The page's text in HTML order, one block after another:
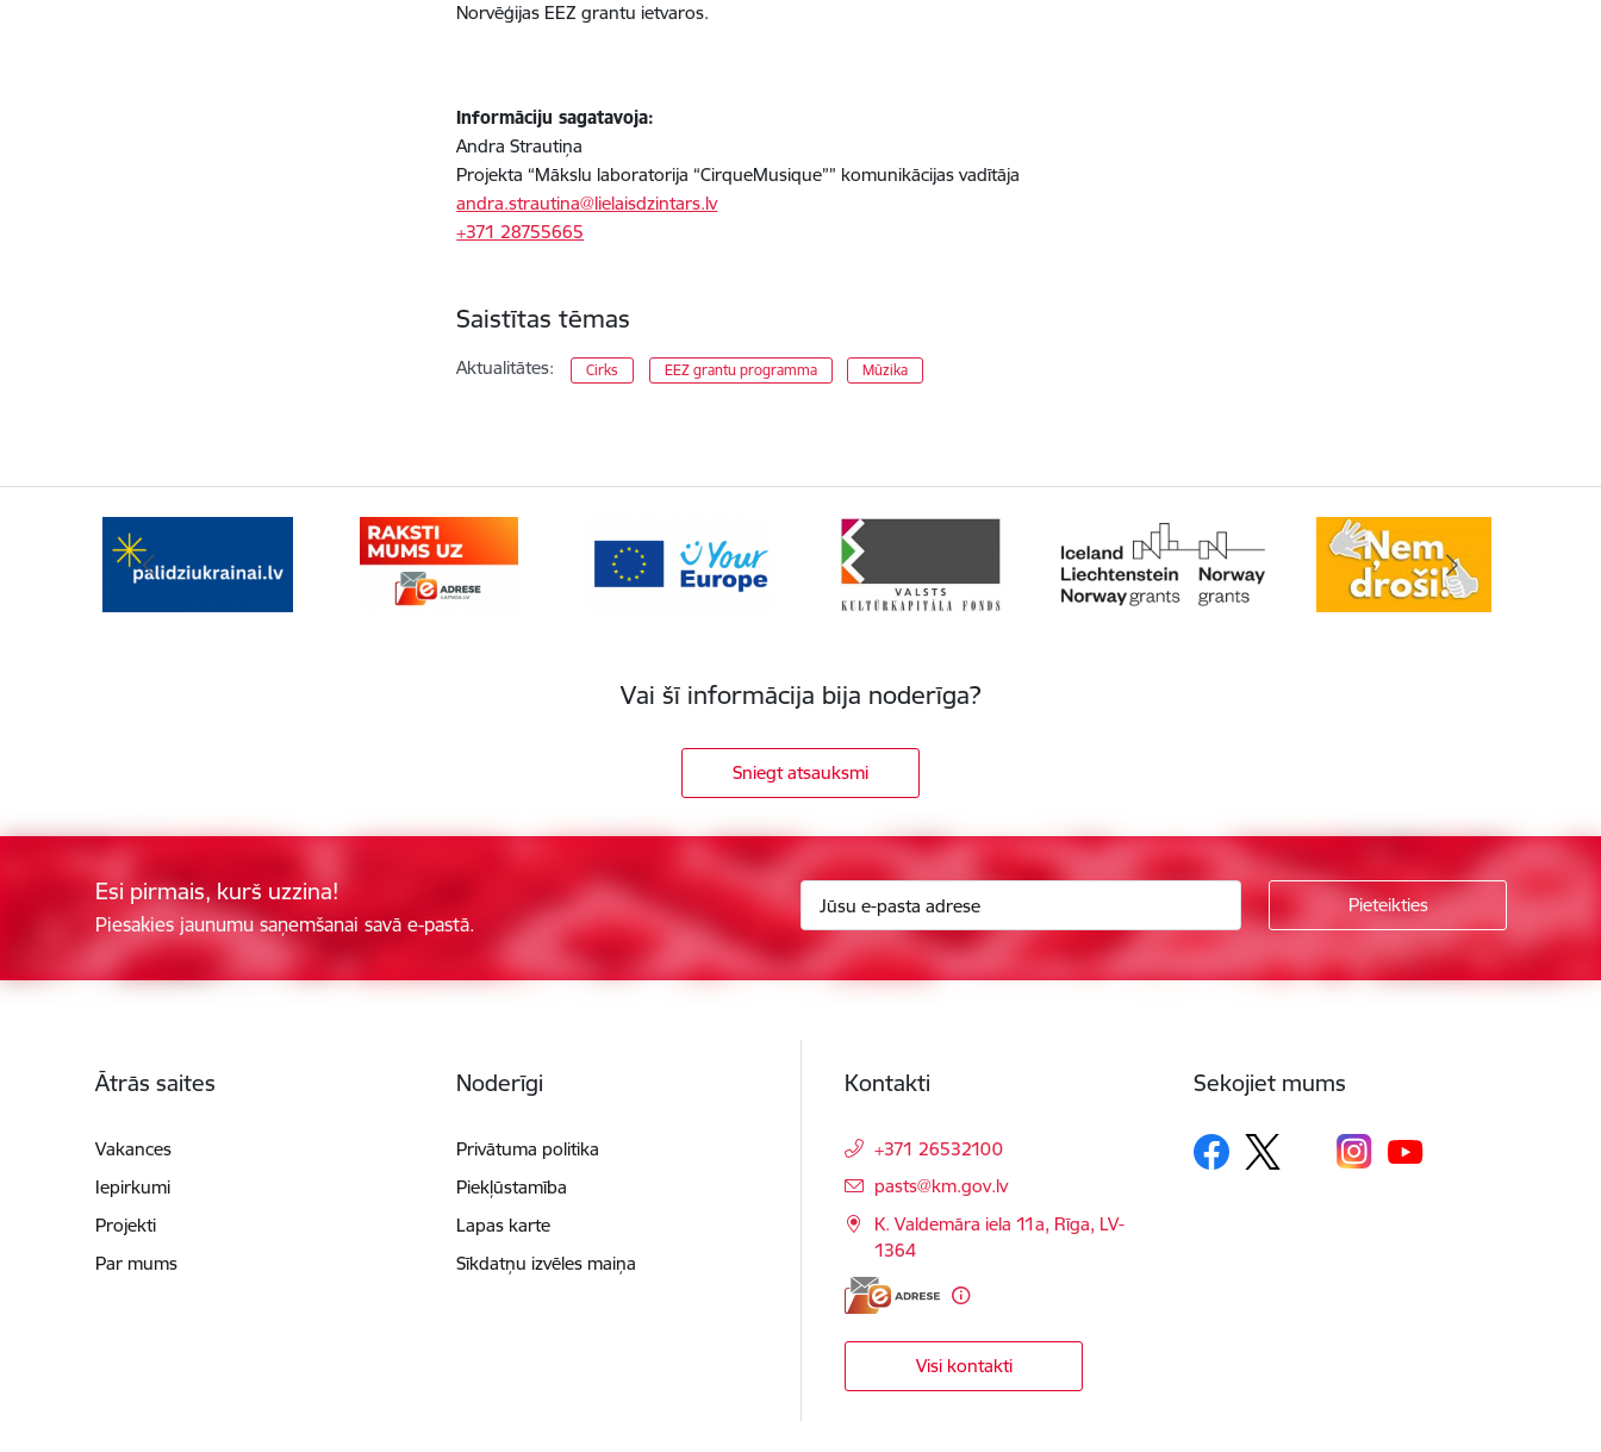
Norvēģijas EEZ grantu ietvaros.
Informāciju sagatavoja:
Andra Strautiņa
Projekta “Mākslu laboratorija “CirqueMusique”” komunikācijas vadītāja
andra.strautina@lielaisdzintars.lv
+371 28755665
Saistītas tēmas
Aktualitātes: Cirks EEZ grantu programma Mūzika
Vai šī informācija bija noderīga?
Sniegt atsauksmi
Esi pirmais, kurš uzzina!
Piesakies jaunumu saņemšanai savā e-pastā.
Ātrās saites
Vakances
Iepirkumi
Projekti
Par mums
Noderīgi
Privātuma politika
Piekļūstamība
Lapas karte
Sīkdatņu izvēles maiņa
Kontakti
+371 26532100
E-pasts:
pasts@km.gov.lv
K. Valdemāra iela 11a, Rīga, LV-
1364
Visi kontakti
Sekojiet mums